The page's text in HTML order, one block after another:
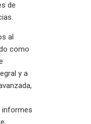
de
al
como
y a
informes